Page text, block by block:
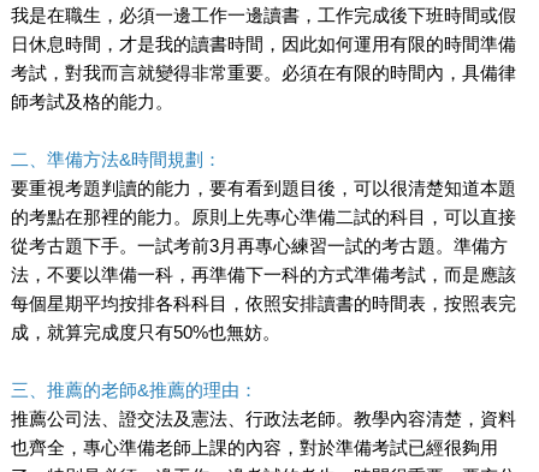
我是在職生，必須一邊工作一邊讀書，工作完成後下班時間或假
日休息時間，才是我的讀書時間，因此如何運用有限的時間準備
考試，對我而言就變得非常重要。必須在有限的時間內，具備律
師考試及格的能力。
二、準備方法&時間規劃：
要重視考題判讀的能力，要有看到題目後，可以很清楚知道本題
的考點在那裡的能力。原則上先專心準備二試的科目，可以直接
從考古題下手。一試考前3月再專心練習一試的考古題。準備方
法，不要以準備一科，再準備下一科的方式準備考試，而是應該
每個星期平均按排各科科目，依照安排讀書的時間表，按照表完
成，就算完成度只有50%也無妨。
三、推薦的老師&推薦的理由：
推薦公司法、證交法及憲法、行政法老師。教學內容清楚，資料
也齊全，專心準備老師上課的內容，對於準備考試已經很夠用